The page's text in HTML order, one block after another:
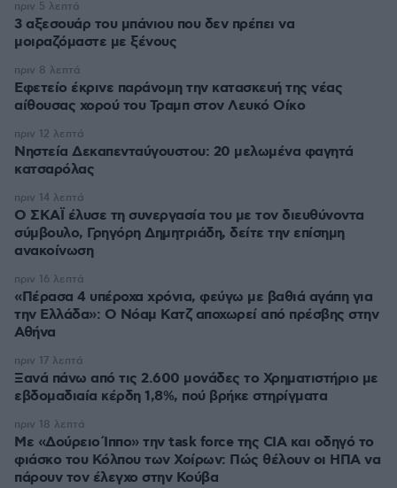
3 αξεσουάρ του μπάνιου που δεν πρέπει να
μοιραζόμαστε με ξένους
πριν 5 λεπτά
Εφετείο έκρινε παράνομη την κατασκευή της νέας
αίθουσας χορού του Τραμπ στον Λευκό Οίκο
πριν 8 λεπτά
Νηστεία Δεκαπενταύγουστου: 20 μελωμένα φαγητά
κατσαρόλας
πριν 12 λεπτά
Ο ΣΚΑΪ έλυσε τη συνεργασία του με τον διευθύνοντα
σύμβουλο, Γρηγόρη Δημητριάδη, δείτε την επίσημη
ανακοίνωση
πριν 14 λεπτά
«Πέρασα 4 υπέροχα χρόνια, φεύγω με βαθιά αγάπη για
την Ελλάδα»: Ο Νόαμ Κατζ αποχωρεί από πρέσβης στην
Αθήνα
πριν 16 λεπτά
Ξανά πάνω από τις 2.600 μονάδες το Χρηματιστήριο με
εβδομαδιαία κέρδη 1,8%, πού βρήκε στηρίγματα
πριν 17 λεπτά
Με «Δούρειο Ίππο» την task force της CIA και οδηγό το
φιάσκο του Κόλπου των Χοίρων: Πώς θέλουν οι ΗΠΑ να
πάρουν τον έλεγχο στην Κούβα
πριν 18 λεπτά